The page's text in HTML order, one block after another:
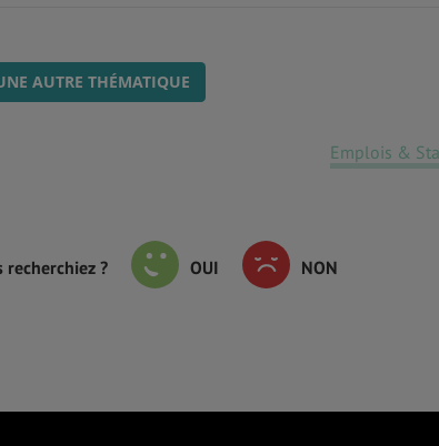
AUTRE THÉMATIQUE
Emplois &
? OUI NON